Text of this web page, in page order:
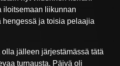
iloitsemaan liikunnan
hengessä ja toisia pelaajia
jälleen järjestämässä tätä
turnausta. Päivä oli